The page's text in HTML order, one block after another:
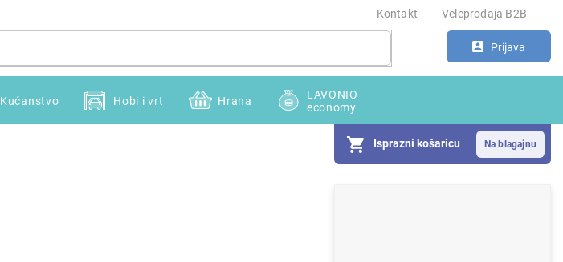
Kontakt Veleprodaja B2B
Prijava
Isprazni košaricu
Kućanstvo Hobi i vrt Hrana
LAVONIO
economy